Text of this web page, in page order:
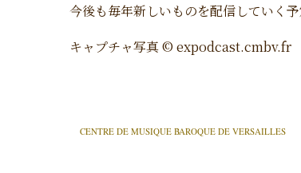
今後も毎年新しいものを配信していく予
キャプチャ写真 © expodcast.cmbv.fr
CENTRE DE MUSIQUE BAROQUE DE VERSAILLES